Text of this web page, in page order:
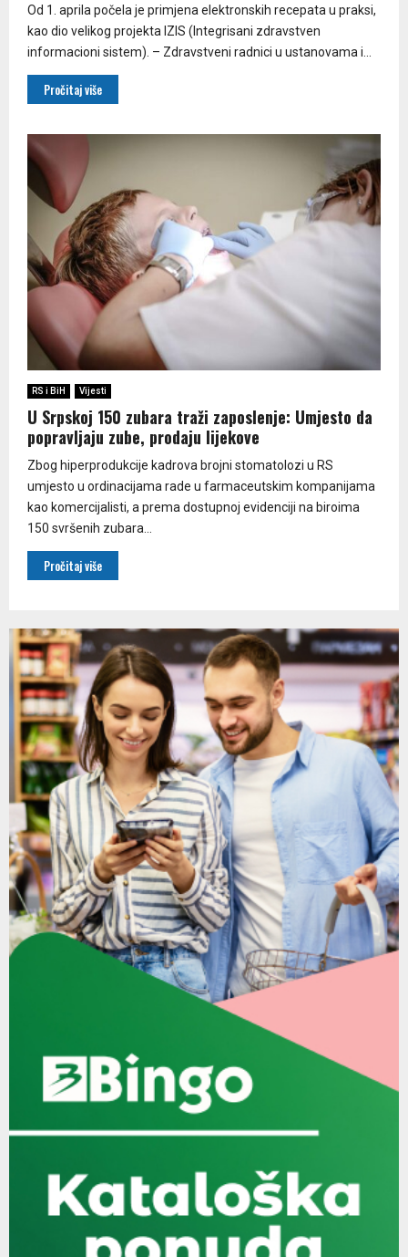
Od 1. aprila počela je primjena elektronskih recepata u praksi,
kao dio velikog projekta IZIS (Integrisani zdravstven
informacioni sistem). – Zdravstveni radnici u ustanovama i...
Pročitaj više
RS i BiH Vijesti
U Srpskoj 150 zubara traži zaposlenje: Umjesto da
popravljaju zube, prodaju lijekove
Zbog hiperprodukcije kadrova brojni stomatolozi u RS
umjesto u ordinacijama rade u farmaceutskim kompanijama
kao komercijalisti, a prema dostupnoj evidenciji na biroima
150 svršenih zubara...
Pročitaj više